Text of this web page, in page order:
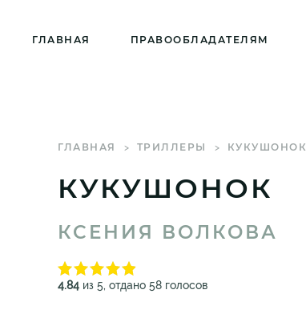
ГЛАВНАЯ ПРАВООБЛАДАТЕЛЯМ
ГЛАВНАЯ ТРИЛЛЕРЫ КУКУШОНОК
КУКУШОНОК
КСЕНИЯ ВОЛКОВА
4.84 из 5, отдано 58 голосов